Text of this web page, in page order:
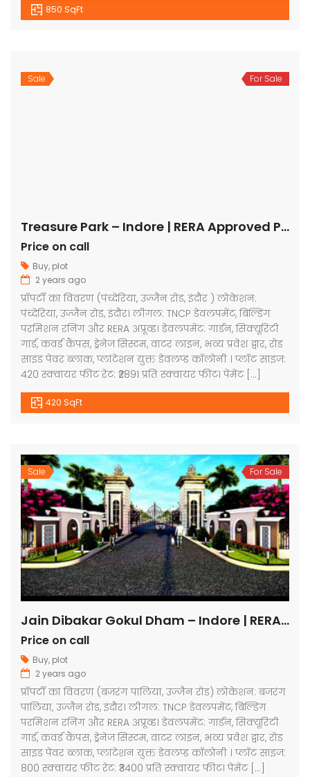
850 SqFt
Sale For Sale
Treasure Park – Indore | RERA Approved Plots
Price on call
Buy, plot
2 years ago
प्रॉपर्टी का विवरण (पंच्देरिया, उज्जैन रोड, इंदौर ) लोकेशन:
पंच्देरिया, उज्जैन रोड, इंदौर। लीगल: TNCP डेवलपमेंट, बिल्डिंग
परमिशन रनिंग और RERA अप्रूव्ड। डेवलपमेंट: गार्डन, सिक्यूरिटी
गार्ड, कवर्ड कैंपस, ड्रेनेज सिस्टम, वाटर लाइन, भव्य प्रवेश द्वार, रोड
साइड पेवर ब्लाक, प्लांटेशन युक्त डेवलप्ड कॉलोनी । प्लॉट साइज:
420 स्क्वायर फीट रेट: ₹2891 प्रति स्क्वायर फीट। पेमेंट […]
420 SqFt
Sale For Sale
Jain Dibakar Gokul Dham – Indore | RERA Approved Plots
Price on call
Buy, plot
2 years ago
प्रॉपर्टी का विवरण (बजरंग पालिया, उज्जैन रोड) लोकेशन: बजरंग
पालिया, उज्जैन रोड, इंदौर। लीगल: TNCP डेवलपमेंट, बिल्डिंग
परमिशन रनिंग और RERA अप्रूव्ड। डेवलपमेंट: गार्डन, सिक्यूरिटी
गार्ड, कवर्ड कैंपस, ड्रेनेज सिस्टम, वाटर लाइन, भव्य प्रवेश द्वार, रोड
साइड पेवर ब्लाक, प्लांटेशन युक्त डेवलप्ड कॉलोनी । प्लॉट साइज:
800 स्क्वायर फीट रेट: ₹3400 प्रति स्क्वायर फीट। पेमेंट […]